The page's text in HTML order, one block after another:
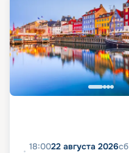
18:0022 августа 2026сб